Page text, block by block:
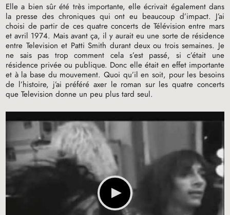
Elle a bien sûr été très importante, elle écrivait également dans
la presse des chroniques qui ont eu beaucoup d’impact. J’ai
choisi de partir de ces quatre concerts de Télévision entre mars
et avril 1974. Mais avant ça, il y aurait eu une sorte de résidence
entre Television et Patti Smith durant deux ou trois semaines. Je
ne sais pas trop comment cela s’est passé, si c’était une
résidence privée ou publique. Donc elle était en effet importante
et à la base du mouvement. Quoi qu’il en soit, pour les besoins
de l’histoire, j’ai préféré axer le roman sur les quatre concerts
que Television donne un peu plus tard seul.